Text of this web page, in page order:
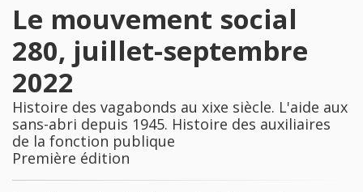
Le mouvement social
280, juillet-septembre
2022
Histoire des vagabonds au xixe siècle. L'aide aux
sans-abri depuis 1945. Histoire des auxiliaires
de la fonction publique
Première édition